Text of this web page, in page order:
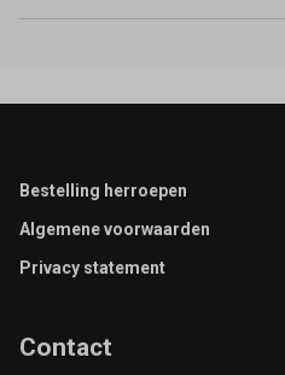
Footer
Bestelling herroepen
Algemene voorwaarden
Privacy statement
Contact